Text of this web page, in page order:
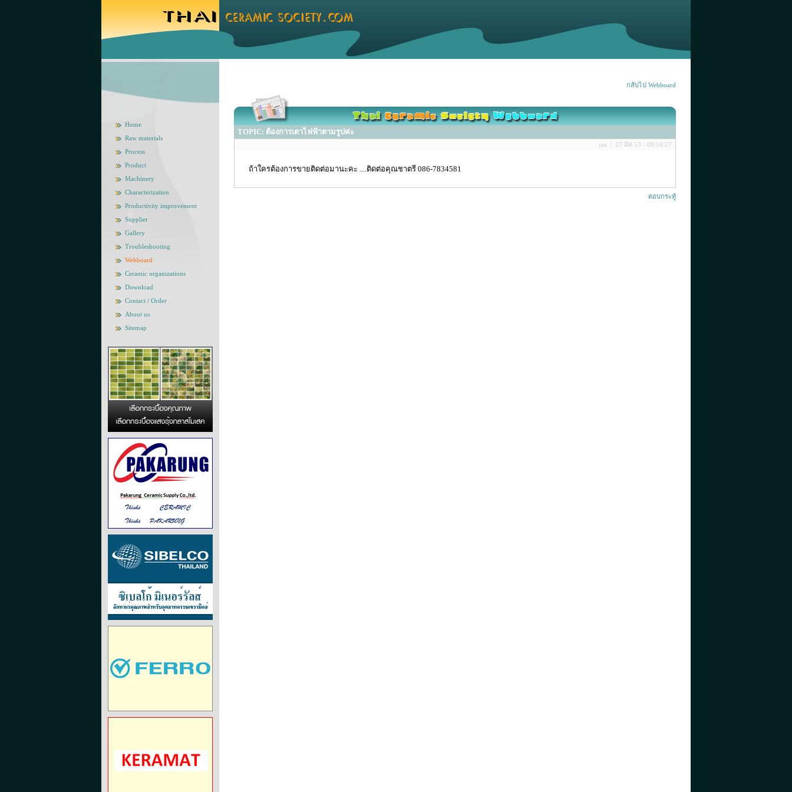
Home
Raw materials
Process
Product
Machinery
Characterization
Productivity improvement
Supplier
Gallery
Troubleshooting
Webboard
Ceramic organizations
Download
Contact / Order
About us
Sitemap
กลับไป Webboard
TOPIC: ต้องการเตาไฟฟ้าตามรูปค่ะ
jan | 27 มีค 53 - 08:16:27
ถ้าใครต้องการขายติดต่อมานะคะ ....ติดต่อคุณชาตรี 086-7834581
ตอบกระทู้